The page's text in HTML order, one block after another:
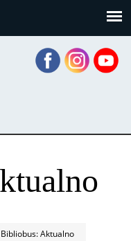
Bibliobus: Aktualno